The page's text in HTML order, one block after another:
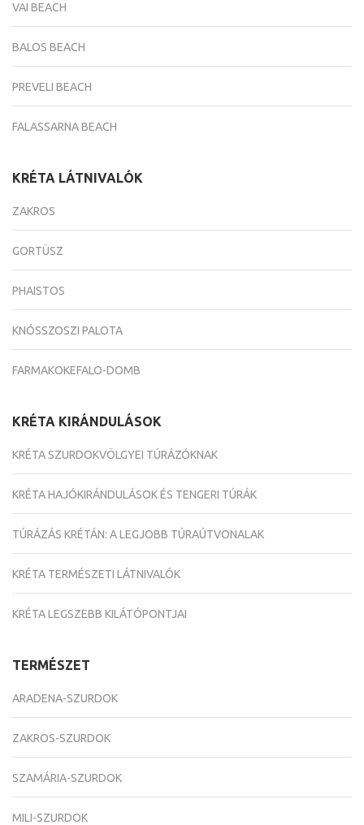
VAI BEACH
BALOS BEACH
PREVELI BEACH
FALASSARNA BEACH
KRÉTA LÁTNIVALÓK
ZAKROS
GORTÜSZ
PHAISTOS
KNÓSSZOSZI PALOTA
FARMAKOKEFALO-DOMB
KRÉTA KIRÁNDULÁSOK
KRÉTA SZURDOKVÖLGYEI TÚRÁZÓKNAK
KRÉTA HAJÓKIRÁNDULÁSOK ÉS TENGERI TÚRÁK
TÚRÁZÁS KRÉTÁN: A LEGJOBB TÚRAÚTVONALAK
KRÉTA TERMÉSZETI LÁTNIVALÓK
KRÉTA LEGSZEBB KILÁTÓPONTJAI
TERMÉSZET
ARADENA-SZURDOK
ZAKROS-SZURDOK
SZAMÁRIA-SZURDOK
MILI-SZURDOK